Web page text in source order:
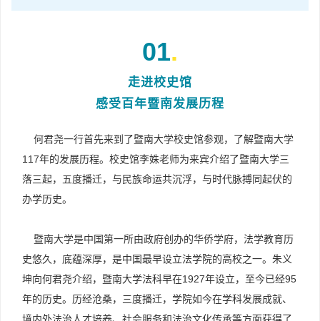
01.
走进校史馆
感受百年暨南发展历程
何君尧一行首先来到了暨南大学校史馆参观，了解暨南大学
117年的发展历程。校史馆李姝老师为来宾介绍了暨南大学三
落三起，五度播迁，与民族命运共沉浮，与时代脉搏同起伏的
办学历史。
暨南大学是中国第一所由政府创办的华侨学府，法学教育历
史悠久，底蕴深厚，是中国最早设立法学院的高校之一。朱义
坤向何君尧介绍，暨南大学法科早在1927年设立，至今已经95
年的历史。历经沧桑，三度播迁，学院如今在学科发展成就、
境内外法治人才培养、社会服务和法治文化传承等方面获得了